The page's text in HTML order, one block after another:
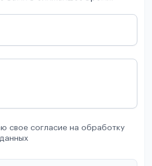
свое согласие на обработку